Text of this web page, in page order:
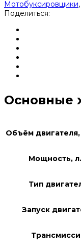
Мотобуксировщики,
Поделиться:
Основные
Объём
Мощность,
Тип
Запуск